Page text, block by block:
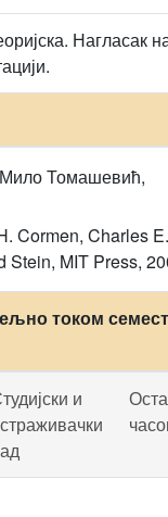
Нагласак
Мило Томашевић,
Cormen, Charles E.
Stein, MIT Press,
током
и